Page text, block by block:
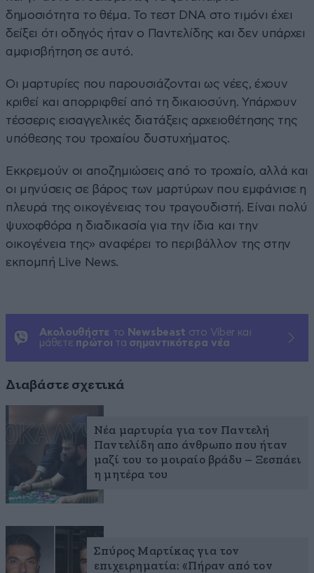
δημοσιότητα το θέμα. Το τεστ DNA στο τιμόνι έχει
δείξει ότι οδηγός ήταν ο Παντελίδης και δεν υπάρχει
αμφισβήτηση σε αυτό.
Οι μαρτυρίες που παρουσιάζονται ως νέες, έχουν
κριθεί και απορριφθεί από τη δικαιοσύνη. Υπάρχουν
τέσσερις εισαγγελικές διατάξεις αρχειοθέτησης της
υπόθεσης του τροχαίου δυστυχήματος.
Εκκρεμούν οι αποζημιώσεις από το τροχαίο, αλλά και
οι μηνύσεις σε βάρος των μαρτύρων που εμφάνισε η
πλευρά της οικογένειας του τραγουδιστή. Είναι πολύ
ψυχοφθόρα η διαδικασία για την ίδια και την
οικογένεια της» αναφέρει το περιβάλλον της στην
εκπομπή Live News.
Ακολουθήστε το Newsbeast στο Viber και
μάθετε πρώτοι τα σημαντικότερα νέα
Διαβάστε σχετικά
Νέα μαρτυρία για τον Παντελή
Παντελίδη απο άνθρωπο που ήταν
μαζί του το μοιραίο βράδυ – Ξεσπάει
η μητέρα του
Σπύρος Μαρτίκας για τον
επιχειρηματία: «Πήραν από τον